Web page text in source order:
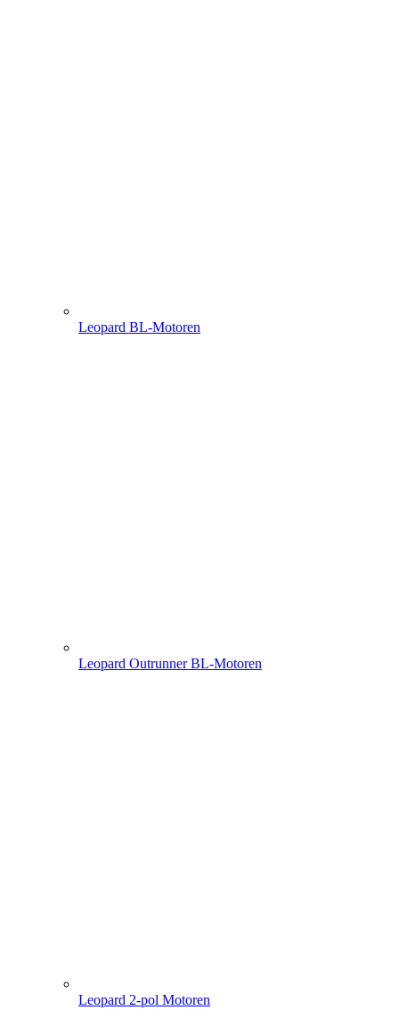
Leopard BL-Motoren
Leopard Outrunner BL-Motoren
Leopard 2-pol Motoren